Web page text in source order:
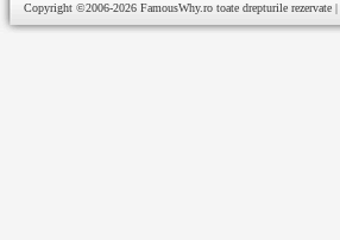
Copyright ©2006-2026 FamousWhy.ro toate drepturile rezervate |